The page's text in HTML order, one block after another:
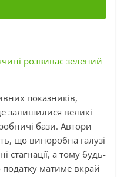
розвиває зелений
показників,
залишилися великі
бази. Автори
що виноробна галузі
стагнації, а тому будь-
матиме вкрай